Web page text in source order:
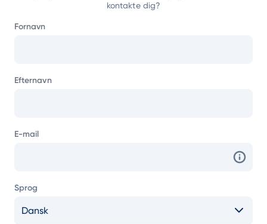
kontakte dig?
Fornavn
Efternavn
E-mail
Sprog
Dansk